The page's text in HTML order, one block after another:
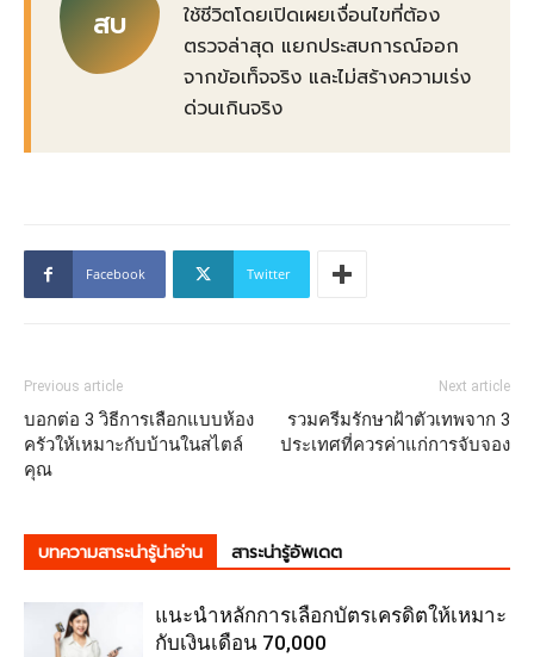
สบ
ใช้ชีวิตโดยเปิดเผยเงื่อนไขที่ต้อง
ตรวจล่าสุด แยกประสบการณ์ออก
จากข้อเท็จจริง และไม่สร้างความเร่ง
ด่วนเกินจริง
Facebook Twitter
Previous article
บอกต่อ 3 วิธีการเลือกแบบห้อง
ครัวให้เหมาะกับบ้านในสไตล์
คุณ
Next article
รวมครีมรักษาฝ้าตัวเทพจาก 3
ประเทศที่ควรค่าแก่การจับจอง
บทความสาระน่ารู้น่าอ่าน สาระน่ารู้อัพเดต
แนะนำหลักการเลือกบัตรเครดิตให้เหมาะ
กับเงินเดือน 70,000